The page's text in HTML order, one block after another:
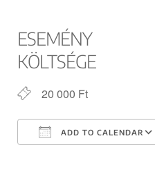
ESEMÉNY
KÖLTSÉGE
20 000 Ft
ADD TO CALENDAR